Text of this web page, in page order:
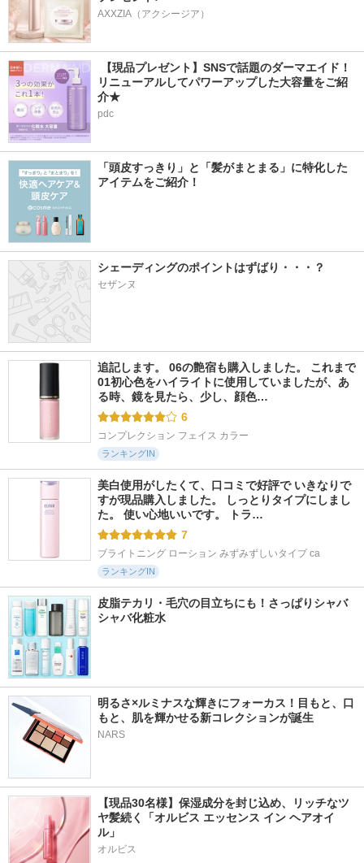
AXXZIA（アクシージア）
【現品プレゼント】SNSで話題のダーマエイド！
リニューアルしてパワーアップした大容量をご紹
介★
pdc
「頭皮すっきり」と「髪がまとまる」に特化した
アイテムをご紹介！
シェーディングのポイントはずばり・・・？
セザンヌ
追記します。 06の艶宿も購入しました。 これまで
01初心色をハイライトに使用していましたが、あ
る時、鏡を見たら、少し、顔色…
6
コンプレクション フェイス カラー
ランキングIN
美白使用がしたくて、口コミで好評で いきなりで
すが現品購入しました。 しっとりタイプにしまし
た。 使い心地いいです。 トラ…
7
ブライトニング ローション みずみずしいタイプ ca
ランキングIN
皮脂テカリ・毛穴の目立ちにも！さっぱりシャバ
シャバ化粧水
明るさ×ルミナスな輝きにフォーカス！目もと、口
もと、肌を輝かせる新コレクションが誕生
NARS
【現品30名様】保湿成分を封じ込め、リッチなツ
ヤ髪続く「オルビス エッセンス イン ヘアオイ
ル」
オルビス